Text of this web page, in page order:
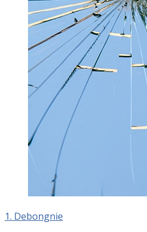
1. Debongnie